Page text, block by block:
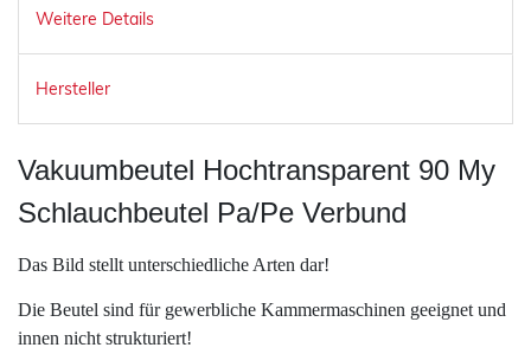
Weitere Details
Hersteller
Vakuumbeutel Hochtransparent 90 My
Schlauchbeutel Pa/Pe Verbund
Das Bild stellt unterschiedliche Arten dar!
Die Beutel sind für gewerbliche Kammermaschinen geeignet und
innen nicht strukturiert!